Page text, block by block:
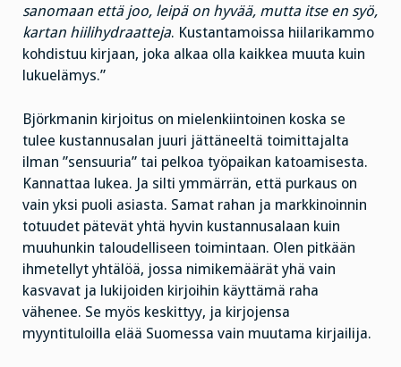
sanomaan että joo, leipä on hyvää, mutta itse en syö,
kartan hiilihydraatteja. Kustantamoissa hiilarikammo
kohdistuu kirjaan, joka alkaa olla kaikkea muuta kuin
lukuelämys.”
Björkmanin kirjoitus on mielenkiintoinen koska se
tulee kustannusalan juuri jättäneeltä toimittajalta
ilman ”sensuuria” tai pelkoa työpaikan katoamisesta.
Kannattaa lukea. Ja silti ymmärrän, että purkaus on
vain yksi puoli asiasta. Samat rahan ja markkinoinnin
totuudet pätevät yhtä hyvin kustannusalaan kuin
muuhunkin taloudelliseen toimintaan. Olen pitkään
ihmetellyt yhtälöä, jossa nimikemäärät yhä vain
kasvavat ja lukijoiden kirjoihin käyttämä raha
vähenee. Se myös keskittyy, ja kirjojensa
myyntituloilla elää Suomessa vain muutama kirjailija.